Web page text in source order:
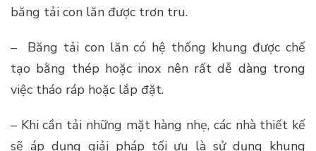
băng tải con lăn được trơn tru.
– Băng tải con lăn có hệ thống khung được chế
tạo bằng thép hoặc inox nên rất dễ dàng trong
việc tháo ráp hoặc lắp đặt.
– Khi cần tải những mặt hàng nhẹ, các nhà thiết kế
sẽ áp dụng giải pháp tối ưu là sử dụng khung